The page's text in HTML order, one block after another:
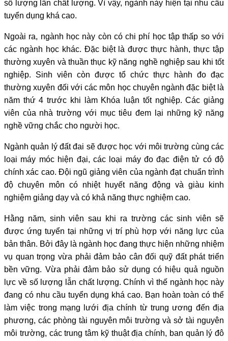
số lượng lẫn chất lượng. Vì vậy, ngành này hiện tại nhu cầu
tuyển dụng khá cao.
Ngoài ra, ngành học này còn có chi phí học tập thấp so với
các ngành học khác. Đặc biệt là được thực hành, thực tập
thường xuyên và thuần thục kỹ năng nghề nghiệp sau khi tốt
nghiệp. Sinh viên còn được tổ chức thực hành đo đạc
thường xuyên đối với các môn học chuyên ngành đặc biệt là
năm thứ 4 trước khi làm Khóa luận tốt nghiệp. Các giảng
viên của nhà trường với mục tiêu đem lại những kỹ năng
nghề vững chắc cho người học.
Ngành quản lý đất đai sẽ được học với môi trường cùng các
loại máy móc hiện đại, các loại máy đo đạc điện tử có độ
chính xác cao. Đội ngũ giảng viên của ngành đạt chuẩn trình
độ chuyên môn có nhiệt huyết năng động và giàu kinh
nghiệm giảng dạy và có khả năng thực nghiệm cao.
Hằng năm, sinh viên sau khi ra trường các sinh viên sẽ
được ứng tuyển tại những vị trí phù hợp với năng lực của
bản thân. Bởi đây là ngành học đang thực hiện những nhiệm
vụ quan trọng vừa phải đảm bảo cân đối quỹ đất phát triển
bền vững. Vừa phải đảm bảo sử dụng có hiệu quả nguồn
lực về số lượng lẫn chất lượng. Chính vì thế ngành học này
đang có nhu cầu tuyển dụng khá cao. Bạn hoàn toàn có thể
làm việc trong mạng lưới địa chính từ trung ương đến địa
phương, các phòng tài nguyên môi trường và sở tài nguyên
môi trường, các trung tâm kỹ thuật địa chính, ban quản lý đô